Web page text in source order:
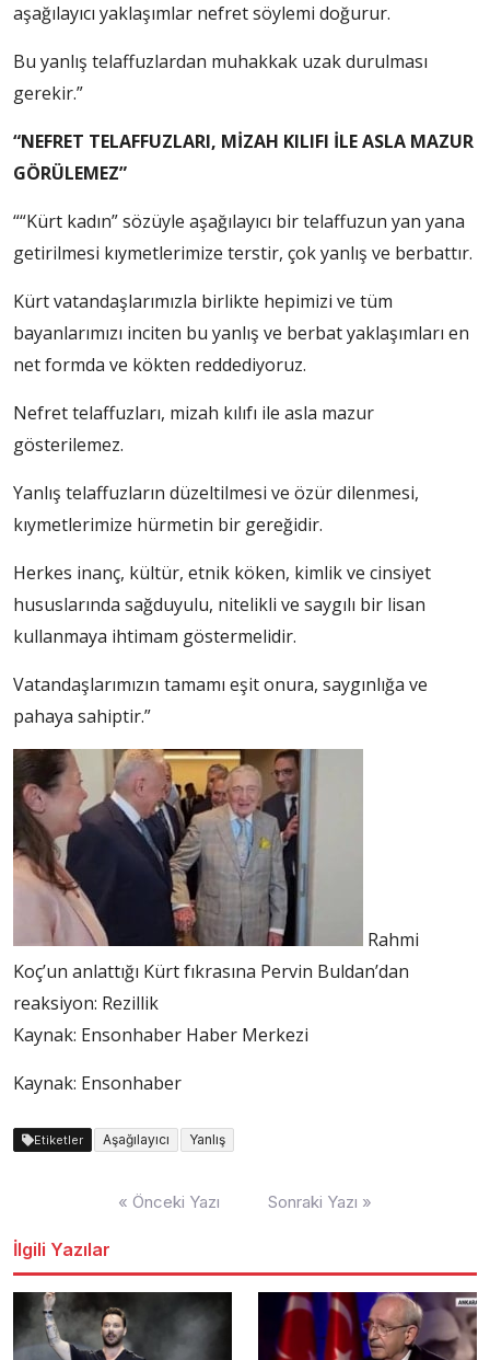
aşağılayıcı yaklaşımlar nefret söylemi doğurur.
Bu yanlış telaffuzlardan muhakkak uzak durulması
gerekir.”
“NEFRET TELAFFUZLARI, MİZAH KILIFI İLE ASLA MAZUR
GÖRÜLEMEZ”
““Kürt kadın” sözüyle aşağılayıcı bir telaffuzun yan yana
getirilmesi kıymetlerimize terstir, çok yanlış ve berbattır.
Kürt vatandaşlarımızla birlikte hepimizi ve tüm
bayanlarımızı inciten bu yanlış ve berbat yaklaşımları en
net formda ve kökten reddediyoruz.
Nefret telaffuzları, mizah kılıfı ile asla mazur
gösterilemez.
Yanlış telaffuzların düzeltilmesi ve özür dilenmesi,
kıymetlerimize hürmetin bir gereğidir.
Herkes inanç, kültür, etnik köken, kimlik ve cinsiyet
hususlarında sağduyulu, nitelikli ve saygılı bir lisan
kullanmaya ihtimam göstermelidir.
Vatandaşlarımızın tamamı eşit onura, saygınlığa ve
pahaya sahiptir.”
Rahmi
Koç’un anlattığı Kürt fıkrasına Pervin Buldan’dan
reaksiyon: Rezillik
Kaynak: Ensonhaber Haber Merkezi
Kaynak: Ensonhaber
Etiketler Aşağılayıcı Yanlış
« Önceki Yazı Sonraki Yazı »
İlgili Yazılar